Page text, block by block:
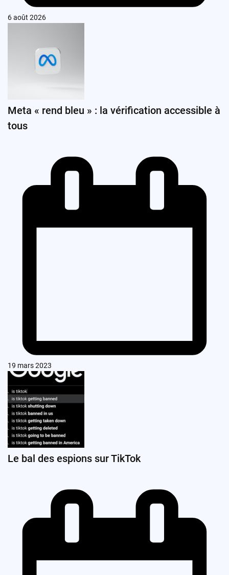
6 août 2026
Meta « rend bleu » : la vérification accessible à
tous
19 mars 2023
Le bal des espions sur TikTok